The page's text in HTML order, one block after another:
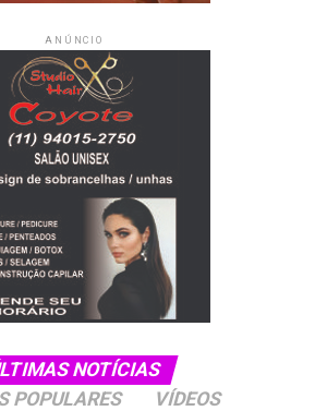
ANÚNCIO
NOTÍCIAS
POPULARES
VÍDEOS